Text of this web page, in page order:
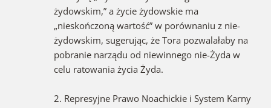
żydowskim,” a życie żydowskie ma
„nieskończoną wartość” w porównaniu z nie-
żydowskim, sugerując, że Tora pozwalałaby na
pobranie narządu od niewinnego nie-Żyda w
celu ratowania życia Żyda.
2. Represyjne Prawo Noachickie i System Karny